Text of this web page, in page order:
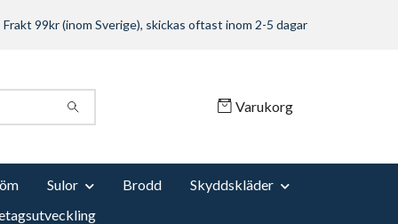
Frakt 99kr (inom Sverige), skickas oftast inom 2-5 dagar
Varukorg
Sulor Brodd
Skyddskläder